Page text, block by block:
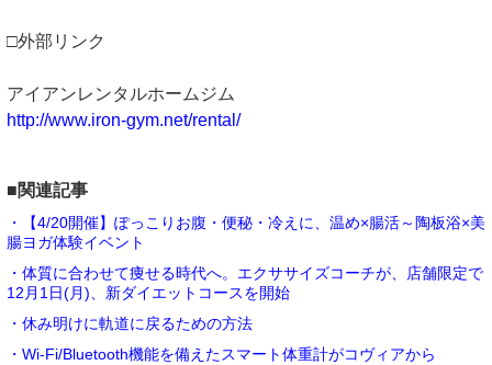
□外部リンク
アイアンレンタルホームジム
http://www.iron-gym.net/rental/
■関連記事
・【4/20開催】ぽっこりお腹・便秘・冷えに、温め×腸活～陶板浴×美
腸ヨガ体験イベント
・体質に合わせて痩せる時代へ。エクササイズコーチが、店舗限定で
12月1日(月)、新ダイエットコースを開始
・休み明けに軌道に戻るための方法
・Wi-Fi/Bluetooth機能を備えたスマート体重計がコヴィアから